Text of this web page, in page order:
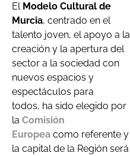
El Modelo Cultural de
Murcia, centrado en el
talento joven, el apoyo a la
creación y la apertura del
sector a la sociedad con
nuevos espacios y
espectáculos para
todos, ha sido elegido por
la Comisión
Europea como referente y
la capital de la Región será